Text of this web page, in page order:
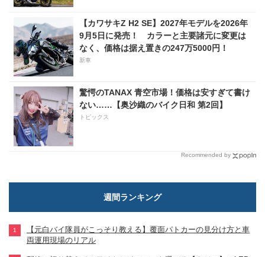
【カワサキZ H2 SE】2027年モデルを2026年
9月5日に発売！ カラーと主要諸元に変更は
なく、価格は据え置きの247万5000円！
新車
驚愕のTANAX 青空市場！価格は安すぎて書け
ない……【奥沙織のバイク日和 第2回】
トピックス
Recommended by
週間ランキング
【元白バイ隊員がこっそり教える】覆面パトカーの見分け方と車
両運用現場のリアル